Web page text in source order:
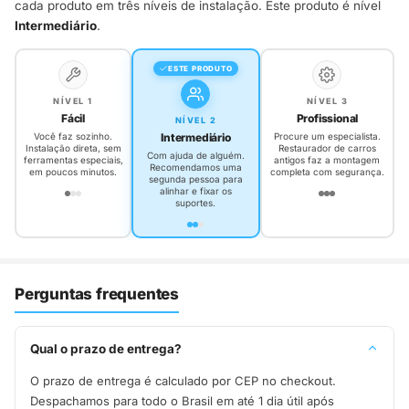
cada produto em três níveis de instalação. Este produto é nível
Intermediário.
NÍVEL 1
Fácil
Você faz sozinho.
Instalação direta, sem
ferramentas especiais,
em poucos minutos.
ESTE PRODUTO
NÍVEL 2
Intermediário
Com ajuda de alguém.
Recomendamos uma
segunda pessoa para
alinhar e fixar os
suportes.
NÍVEL 3
Profissional
Procure um especialista.
Restaurador de carros
antigos faz a montagem
completa com segurança.
Perguntas frequentes
Qual o prazo de entrega?
O prazo de entrega é calculado por CEP no checkout.
Despachamos para todo o Brasil em até 1 dia útil após